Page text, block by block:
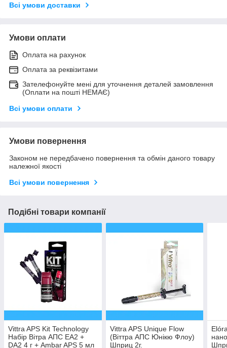
Всі умови доставки
Умови оплати
Оплата на рахунок
Оплата за реквізитами
Зателефонуйте мені для уточнення деталей замовлення
(Оплати на пошті НЕМАЄ)
Всі умови оплати
Умови повернення
Законом не передбачено повернення та обмін даного товару
належної якості
Всі умови повернення
Подібні товари компанії
Vittra APS Kit Technology
Набір Вітра АПС EA2 +
DA2 4 г + Ambar APS 5 мл
Vittra APS Unique Flow
(Віттра АПС Юнікю Флоу)
Шприц 2г.